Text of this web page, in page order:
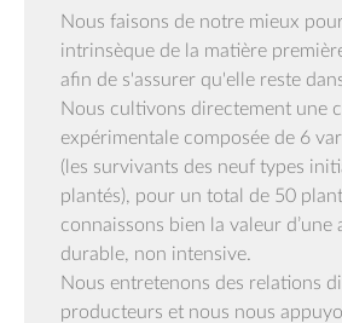
Nous faisons de notre mieux
intrinsèque de la matière
afin de s'assurer qu'elle reste
Nous cultivons directement une
expérimentale composée de 6
(les survivants des neuf types
plantés), pour un total de 50
connaissons bien la valeur d’une
durable, non intensive.
Nous entretenons des relations
producteurs et nous nous